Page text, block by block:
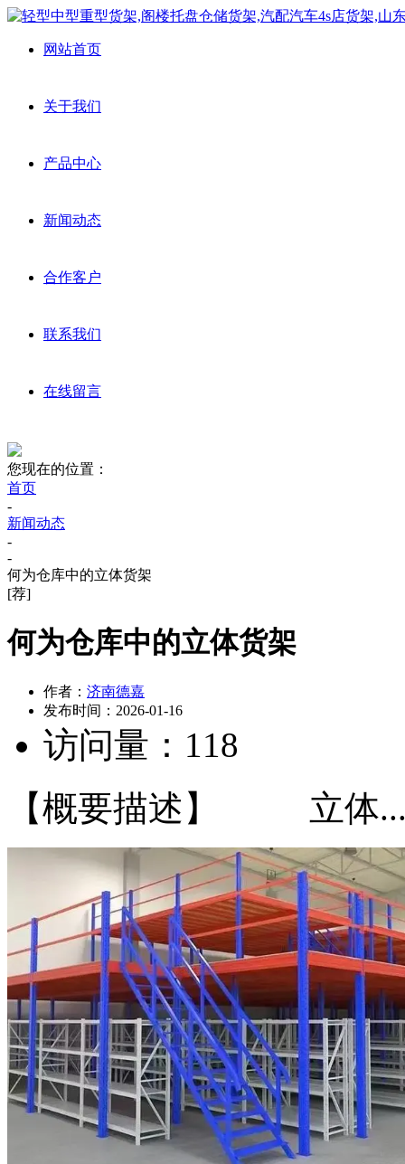
网站首页
关于我们
产品中心
新闻动态
合作客户
联系我们
在线留言
您现在的位置：
首页
-
新闻动态
-
-
何为仓库中的立体货架
[荐]
何为仓库中的立体货架
作者： 济南德嘉
发布时间： 2026-01-16
访问量： 118
【概要描述】
立体